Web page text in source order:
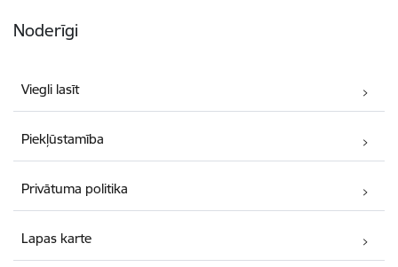
Noderīgi
Viegli lasīt
Piekļūstamība
Privātuma politika
Lapas karte